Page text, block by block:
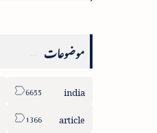
موضوعات
india
article